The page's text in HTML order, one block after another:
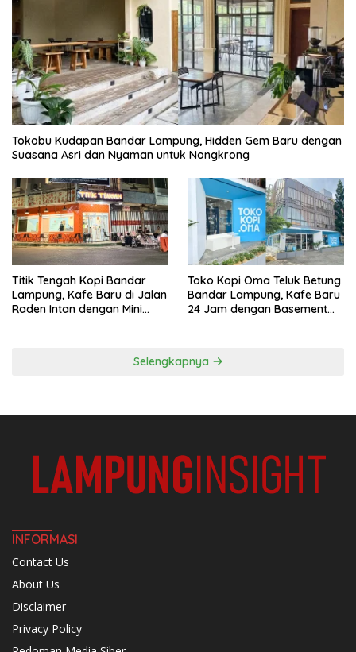
Tokobu Kudapan Bandar Lampung, Hidden Gem Baru dengan
Suasana Asri dan Nyaman untuk Nongkrong
Titik Tengah Kopi Bandar
Lampung, Kafe Baru di Jalan
Raden Intan dengan Mini
Toko Kopi Oma Teluk Betung
Bandar Lampung, Kafe Baru
24 Jam dengan Basement
Selengkapnya
INFORMASI
Contact Us
About Us
Disclaimer
Privacy Policy